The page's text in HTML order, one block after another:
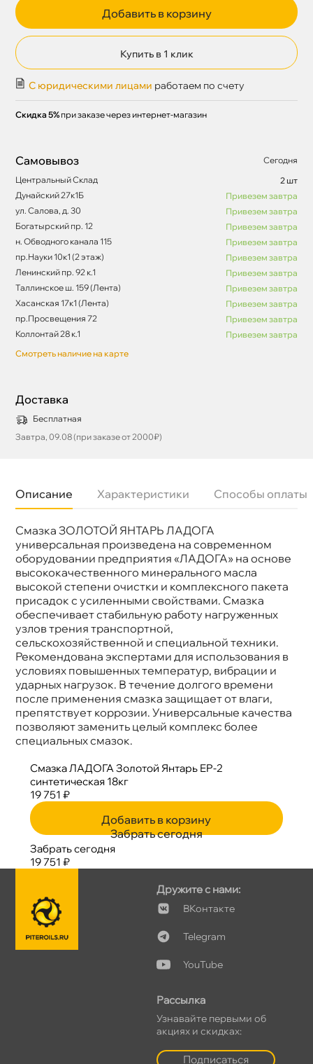
Добавить в корзину
Купить в 1 клик
С юридическими лицами работаем по счету
Скидка 5% при заказе через интернет-магазин
Самовывоз
Сегодня
Центральный Склад
2 шт
Дунайский 27к1Б
Привезем завтра
ул. Салова, д. 30
Привезем завтра
Богатырский пр. 12
Привезем завтра
н. Обводного канала 115
Привезем завтра
пр.Науки 10к1 (2 этаж)
Привезем завтра
Ленинский пр. 92 к.1
Привезем завтра
Таллинское ш. 159 (Лента)
Привезем завтра
Хасанская 17к1 (Лента)
Привезем завтра
пр.Просвещения 72
Привезем завтра
Коллонтай 28 к.1
Привезем завтра
Смотреть наличие на карте
Доставка
Бесплатная
Завтра, 09.08 (при заказе от 2000₽)
Описание Характеристики Способы оплаты
Смазка ЗОЛОТОЙ ЯНТАРЬ ЛАДОГА
универсальная произведена на современном
оборудовании предприятия «ЛАДОГА» на основе
ысококачественного минерального масла
ысокой степени очистки и комплексного пакета
присадок с усиленными свойствами. Смазка
обеспечивает стабильную работу нагруженных
узлов трения транспортной,
сельскохозяйственной и специальной техники.
Рекомендована экспертами для использования
условиях повышенных температур, вибрации и
ударных нагрузок. В течение долгого времени
после применения смазка защищает от влаги,
препятствует коррозии. Универсальные качества
позволяют заменить целый комплекс более
специальных смазок.
Бренд
Ладога
Смазка ЛАДОГА Золотой Янтарь EP-2
синтетическая 18к
19 751 ₽
Добавить в корзину
Забрать сегодня
Забрать сегодня
19 751 ₽
Дружите с нами:
Контакте
Telegram
YouTube
Рассылка
Узнавайте первыми о
акциях и скидках:
Подписаться